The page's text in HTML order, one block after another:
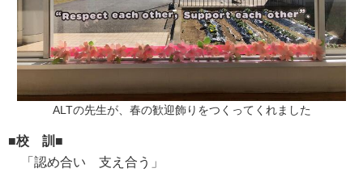
ALTの先生が、春の歓迎飾りをつくってくれました
■校 訓■
「認め合い 支え合う」